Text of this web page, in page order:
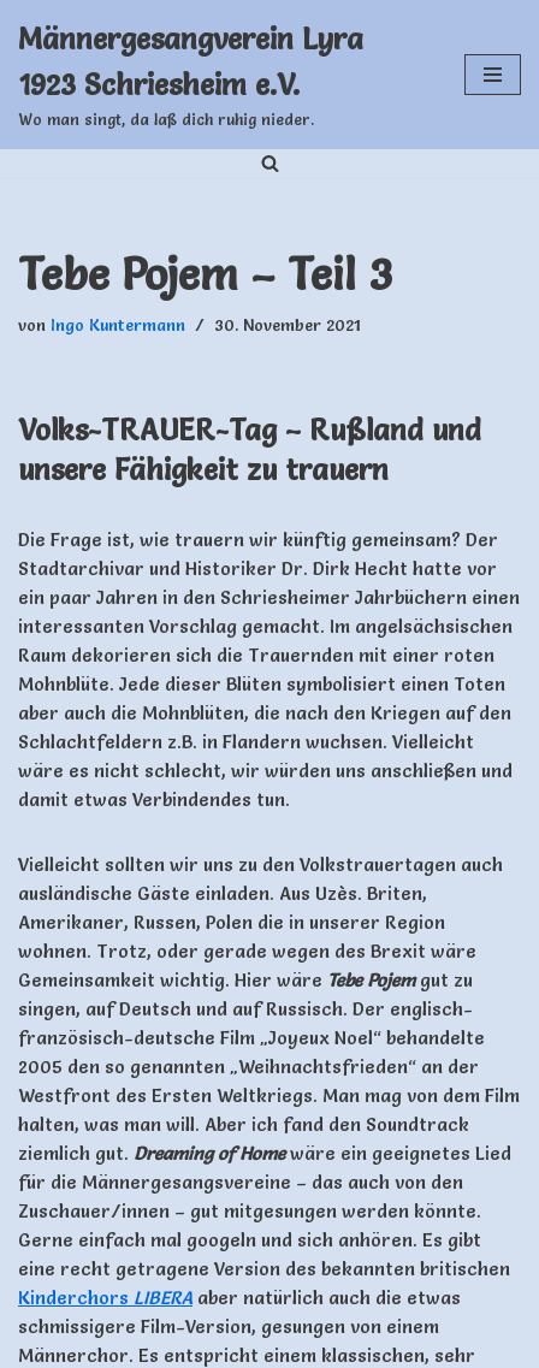
Inhalt
springen
Männergesangverein Lyra
1923 Schriesheim e.V.
Wo man singt, da laß dich ruhig nieder.
Tebe Pojem – Teil 3
von Ingo Kuntermann 30. November 2021
Volks-TRAUER-Tag – Rußland und
unsere Fähigkeit zu trauern
Die Frage ist, wie trauern wir künftig gemeinsam? Der
Stadtarchivar und Historiker Dr. Dirk Hecht hatte vor
ein paar Jahren in den Schriesheimer Jahrbüchern einen
interessanten Vorschlag gemacht. Im angelsächsischen
Raum dekorieren sich die Trauernden mit einer roten
Mohnblüte. Jede dieser Blüten symbolisiert einen Toten
aber auch die Mohnblüten, die nach den Kriegen auf den
Schlachtfeldern z.B. in Flandern wuchsen. Vielleicht
wäre es nicht schlecht, wir würden uns anschließen und
damit etwas Verbindendes tun.
Vielleicht sollten wir uns zu den Volkstrauertagen auch
ausländische Gäste einladen. Aus Uzès. Briten,
Amerikaner, Russen, Polen die in unserer Region
wohnen. Trotz, oder gerade wegen des Brexit wäre
Gemeinsamkeit wichtig. Hier wäre Tebe Pojemgut zu
singen, auf Deutsch und auf Russisch. Der englisch-
französisch-deutsche Film „Joyeux Noel“ behandelte
2005 den so genannten „Weihnachtsfrieden“ an der
Westfront des Ersten Weltkriegs. Man mag von dem Film
halten, was man will. Aber ich fand den Soundtrack
ziemlich gut. Dreaming of Homewäre ein geeignetes Lied
für die Männergesangsvereine – das auch von den
Zuschauer/innen – gut mitgesungen werden könnte.
Gerne einfach mal googeln und sich anhören. Es gibt
eine recht getragene Version des bekannten britischen
Kinderchors LIBERA aber natürlich auch die etwas
schmissigere Film-Version, gesungen von einem
Männerchor. Es entspricht einem klassischen, sehr